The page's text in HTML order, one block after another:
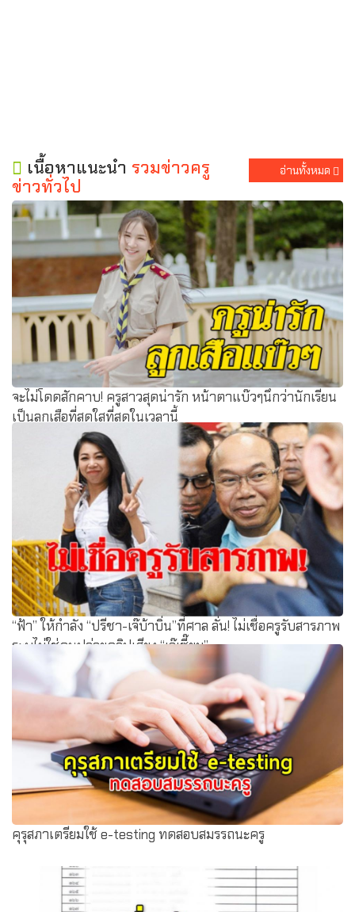
เนื้อหาแนะนำ รวมข่าวครู
ข่าวทั่วไป
อ่านทั้งหมด
จะไม่โดดสักคาบ! ครูสาวสุดน่ารัก หน้าตาแบ๊วๆนึกว่านักเรียน
เป็นลูกเสือที่สดใสที่สุดในเวลานี้
“ฟ้า” ให้กำลัง “ปรีชา-เจ๊บ้าบิ่น”ที่ศาล ลั่น! ไม่เชื่อครูรับสารภาพ
ระบุไม่ใช่คนปล่อยคลิปเสียง “เจ๊เซี๊ยม”
คุรุสภาเตรียมใช้ e-testing ทดสอบสมรรถนะครู